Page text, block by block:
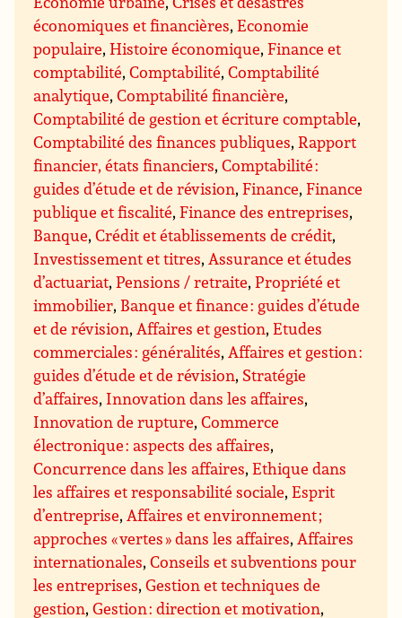
économiques et financières,Economie
populaire,Histoire économique,Finance et
comptabilité,Comptabilité,Comptabilité
analytique,Comptabilité financière,
Comptabilité de gestion et écriture comptable,
Comptabilité des finances publiques,Rapport
financier, états financiers,Comptabilité :
guides d’étude et de révision,Finance,Finance
publique et fiscalité,Finance des entreprises,
Banque,Crédit et établissements de crédit,
Investissement et titres,Assurance et études
d’actuariat,Pensions / retraite,Propriété et
immobilier, Banque et finance : guides d’étude
et de révision,Affaires et gestion,Etudes
commerciales : généralités,Affaires et gestion :
guides d’étude et de révision, Stratégie
d’affaires, Innovation dans les affaires,
Innovation de rupture,Commerce
électronique : aspects des affaires,
Concurrence dans les affaires,Ethique dans
les affaires et responsabilité sociale,Esprit
d’entreprise,Affaires et environnement ;
approches « vertes » dans les affaires,Affaires
internationales,Conseils et subventions pour
les entreprises,Gestion et techniques de
gestion,Gestion : direction et motivation,